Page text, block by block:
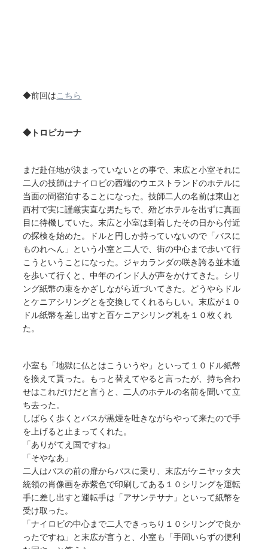
◆前回はこちら
◆トロピカーナ
まだ赴任地が決まっていないとの事で、末広と小室それに
二人の技師はナイロビの西端のウエストランドのホテルに
当面の間宿泊することになった。技師二人の名前は東山と
西村で実に謹厳実直な男たちで、殆どホテルを出ずに真面
目に待機していた。末広と小室は到着したその日から付近
の探検を始めた。ドルと円しか持っていないので「バスに
ものれへん」という小室と二人で、街の中心まで歩いて行
こうということになった。ジャカランダの咲き誇る並木道
を歩いて行くと、中年のインド人が声をかけてきた。シリ
ング紙幣の束をかざしながら近づいてきた。どうやらドル
とケニアシリングとを交換してくれるらしい。末広が１０
ドル紙幣を差し出すと百ケニアシリング札を１０枚くれ
た。
小室も「地獄に仏とはこういうや」といって１０ドル紙幣
を換えて貰った。もっと替えてやると言ったが、持ち合わ
せはこれだけだと言うと、二人のホテルの名前を聞いて立
ち去った。
しばらく歩くとバスが黒煙を吐きながらやって来たので手
を上げると止まってくれた。
「ありがてえ国ですね」
「そやなあ」
二人はバスの前の扉からバスに乗り、末広がケニヤッタ大
統領の肖像画を赤紫色で印刷してある１０シリングを運転
手に差し出すと運転手は「アサンテサナ」といって紙幣を
受け取った。
「ナイロビの中心まで二人できっちり１０シリングで良か
ったですね」と末広が言うと、小室も「手間いらずの便利